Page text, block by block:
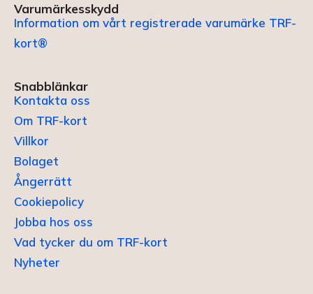
Varumärkesskydd
Information om vårt registrerade varumärke TRF-
kort®
Snabblänkar
Kontakta oss
Om TRF-kort
Villkor
Bolaget
Ångerrätt
Cookiepolicy
Jobba hos oss
Vad tycker du om TRF-kort
Nyheter